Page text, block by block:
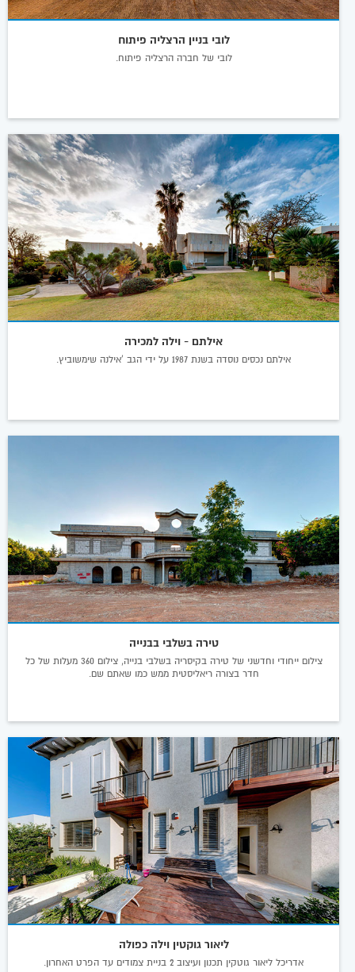
לובי בניין הרצליה פיתוח
לובי של חברה הרצליה פיתוח.
אילתם - וילה למכירה
אילתם נכסים נוסדה בשנת 1987 על ידי הגב 'אילנה שימשוביץ.
טירה בשלבי בבנייה
צילום ייחודי וחדשני של טירה בקיסריה בשלבי בנייה, צילום 360 מעלות של כל
חדר בצורה ריאליסטית ממש כמו שאתם שם.
ליאור גוקטין וילה כפולה
אדריכל ליאור גוטקין תכנון ועיצוב 2 בניית צמודים עד הפרט האחרון.